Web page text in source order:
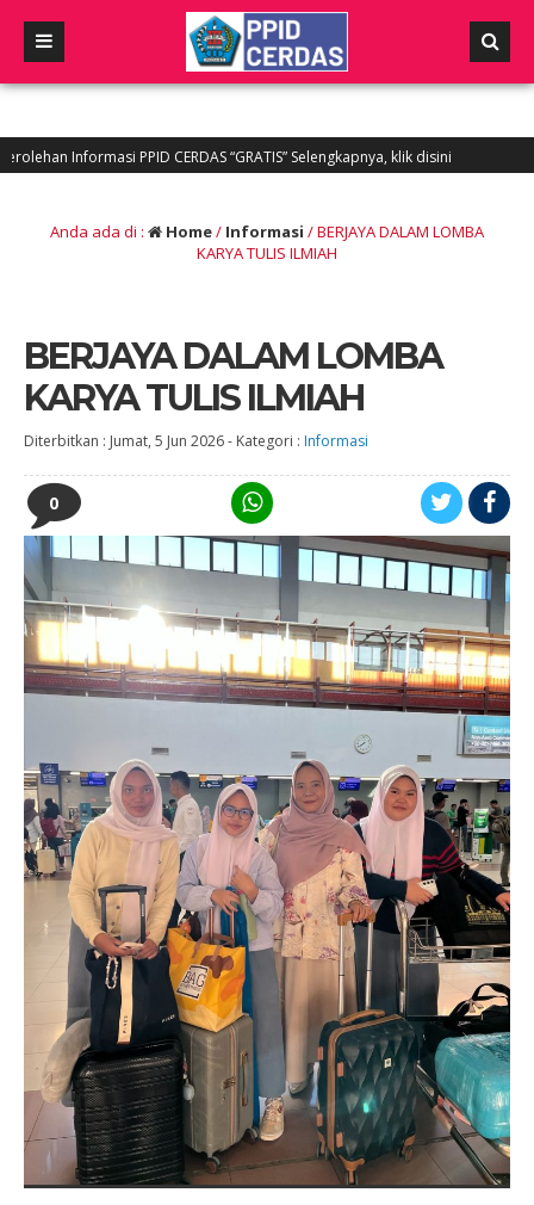
PPID CERDAS “GRATIS” Selengkapnya, klik disini 5 tahun
Anda ada di : Home/ Informasi /BERJAYA DALAM LOMBA
KARYA TULIS ILMIAH
BERJAYA DALAM LOMBA
KARYA TULIS ILMIAH
Diterbitkan : Jumat, 5 Jun 2026- Kategori : Informasi
0